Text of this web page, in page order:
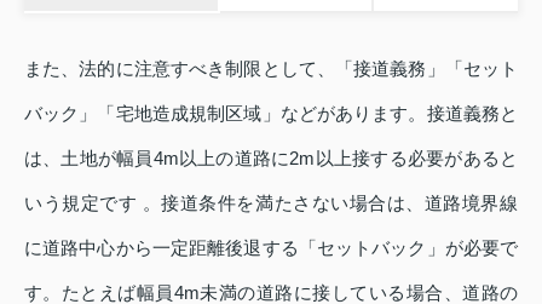
また、法的に注意すべき制限として、「接道義務」「セット
バック」「宅地造成規制区域」などがあります。接道義務と
は、土地が幅員4m以上の道路に2m以上接する必要があると
いう規定です 。接道条件を満たさない場合は、道路境界線
に道路中心から一定距離後退する「セットバック」が必要で
す。たとえば幅員4m未満の道路に接している場合、道路の